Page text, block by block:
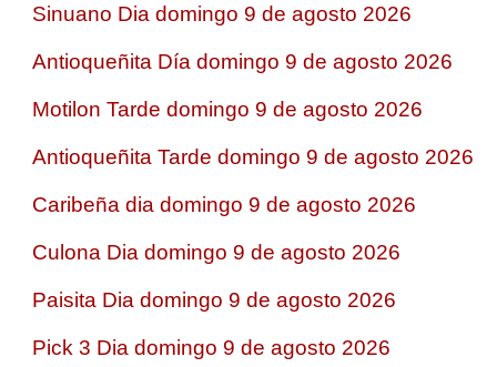
Sinuano Dia domingo 9 de agosto 2026
Antioqueñita Día domingo 9 de agosto 2026
Motilon Tarde domingo 9 de agosto 2026
Antioqueñita Tarde domingo 9 de agosto 2026
Caribeña dia domingo 9 de agosto 2026
Culona Dia domingo 9 de agosto 2026
Paisita Dia domingo 9 de agosto 2026
Pick 3 Dia domingo 9 de agosto 2026